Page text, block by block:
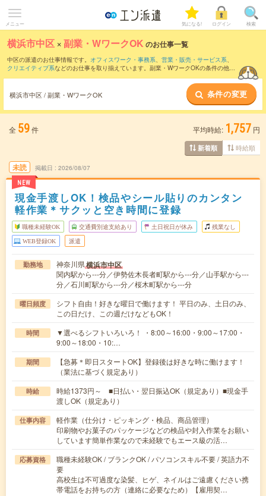
メニュー 気になる! ログイン 検索
横浜市中区 ×副業・WワークOK のお仕事一覧
中区の派遣のお仕事情報です。 オフィスワーク・事務系、 営業・販売・サービス系、
クリエイティブ系などのお仕事を取り揃えています。副業・WワークOKの条件の他
横浜市中区 / 副業・WワークOK 条件の変更
全 59件 平均時給: 1,757 円
新着順 時給順
未読
NEW
掲載日 2026/08/07
現金手渡しOK！検品やシール貼りのカンタン
軽作業＊サクッと空き時間に登録
職種未経験OK 交通費別途支給あり 土日祝日が休み 残業なし
WEB登録OK 派遣
勤務地 神奈川県横浜市中区
関内駅から---分／伊勢佐木長者町駅から---分／山手駅から---
分／石川町駅から---分／桜木町駅から---分
曜日頻度
シフト自由！好きな曜日で働けます！ 平日のみ、土日のみ、
この日だけ、この週だけなどもOK！
時間
▼選べるシフトいろいろ！ ・8:00～16:00・9:00～17:00・
9:00～18:00・10:…
期間
【急募＊即日スタートOK】登録後は好きな時に働けます！
（業法に基づく規定あり）
時給
時給1373円～ ■日払い・翌日振込OK（規定あり）■現金手
渡しOK（規定あり）
仕事内容
軽作業（仕分け・ピッキング・検品、商品管理）
印刷物やお菓子のパッケージなどの検品や封入作業をお願い
しています簡単作業なので未経験でもエース級の活…
応募資格
職種未経験OK / ブランクOK / パソコンスキル不要 / 英語力不
要
高校生は不可過度な染髪、ヒゲ、ネイルはご遠慮ください携
帯電話をお持ちの方（連絡に必要なため）【雇用契…